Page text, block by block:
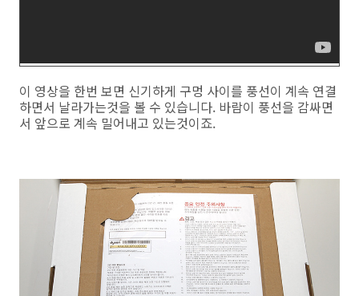
이 영상을 한번 보면 신기하게 구멍 사이를 풍선이 계속 연결
하면서 날라가는것을 볼 수 있습니다. 바람이 풍선을 감싸면
서 앞으로 계속 밀어내고 있는것이죠.